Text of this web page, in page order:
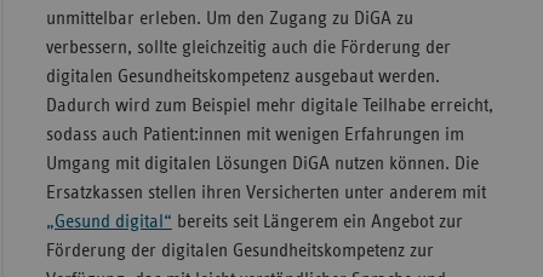
unmittelbar erleben. Um den Zugang zu DiGA zu
verbessern, sollte gleichzeitig auch die Förderung der
digitalen Gesundheitskompetenz ausgebaut werden.
Dadurch wird zum Beispiel mehr digitale Teilhabe erreicht,
sodass auch Patient:innen mit wenigen Erfahrungen im
Umgang mit digitalen Lösungen DiGA nutzen können. Die
Ersatzkassen stellen ihren Versicherten unter anderem mit
„Gesund digital“ bereits seit Längerem ein Angebot zur
Förderung der digitalen Gesundheitskompetenz zur